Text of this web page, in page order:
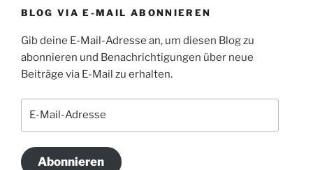
BLOG VIA E-MAIL ABONNIEREN
Gib deine E-Mail-Adresse an, um diesen Blog zu
abonnieren und Benachrichtigungen über neue
Beiträge via E-Mail zu erhalten.
Abonnieren